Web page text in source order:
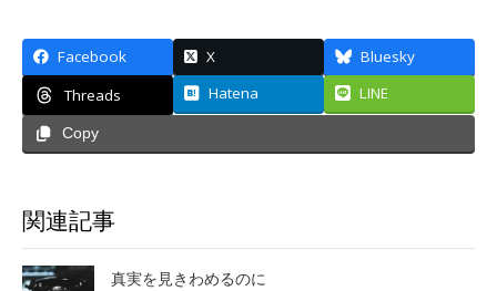
Facebook X
Bluesky
Threads
Hatena LINE
Copy
関連記事
真実を見きわめるのに